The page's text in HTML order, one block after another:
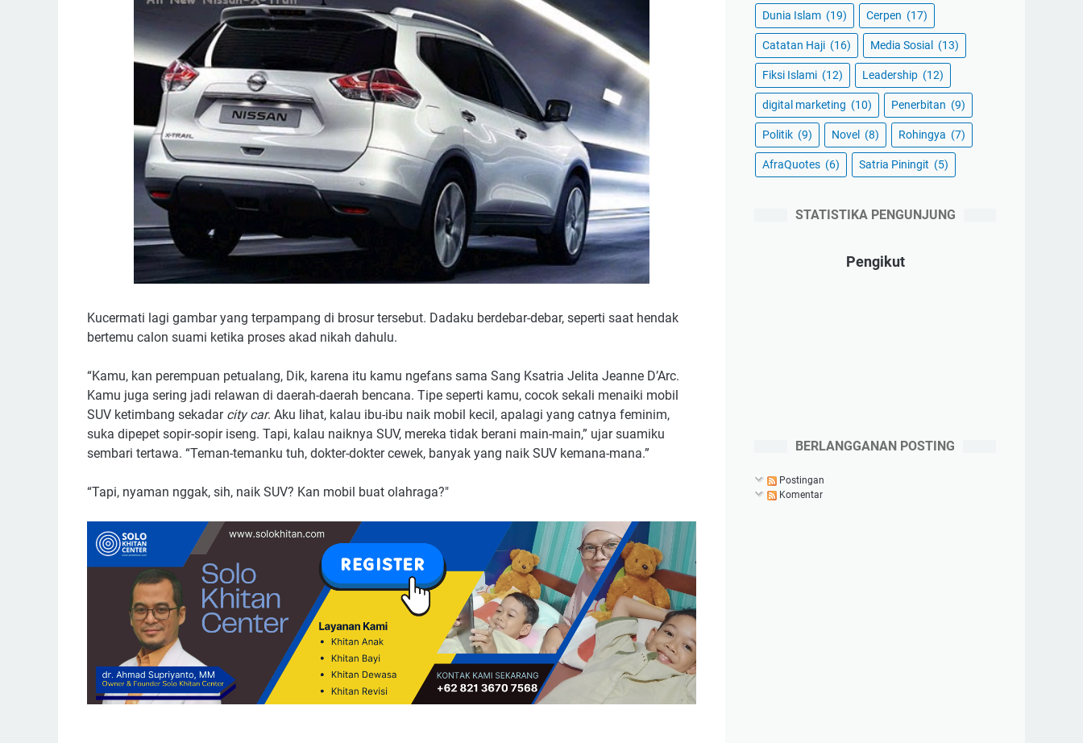
Kucermati lagi gambar yang terpampang di brosur tersebut. Dadaku berdebar-debar, seperti saat hendak
bertemu calon suami ketika proses akad nikah dahulu.
“Kamu, kan perempuan petualang, Dik, karena itu kamu ngefans sama Sang Ksatria Jelita Jeanne D’Arc.
Kamu juga sering jadi relawan di daerah-daerah bencana. Tipe seperti kamu, cocok sekali menaiki mobil
SUV ketimbang sekadar city car. Aku lihat, kalau ibu-ibu naik mobil kecil, apalagi yang catnya feminim,
suka dipepet sopir-sopir iseng. Tapi, kalau naiknya SUV, mereka tidak berani main-main,” ujar suamiku
sembari tertawa. “Teman-temanku tuh, dokter-dokter cewek, banyak yang naik SUV kemana-mana.”
“Tapi, nyaman nggak, sih, naik SUV? Kan mobil buat olahraga?"
Dunia Islam (19) Cerpen (17)
Catatan Haji (16) Media Sosial (13)
Fiksi Islami (12) Leadership (12)
digital marketing (10) Penerbitan (9)
Politik (9) Novel (8) Rohingya (7)
AfraQuotes (6) Satria Piningit (5)
STATISTIKA PENGUNJUNG
Pengikut
BERLANGGANAN POSTING
Postingan
Komentar